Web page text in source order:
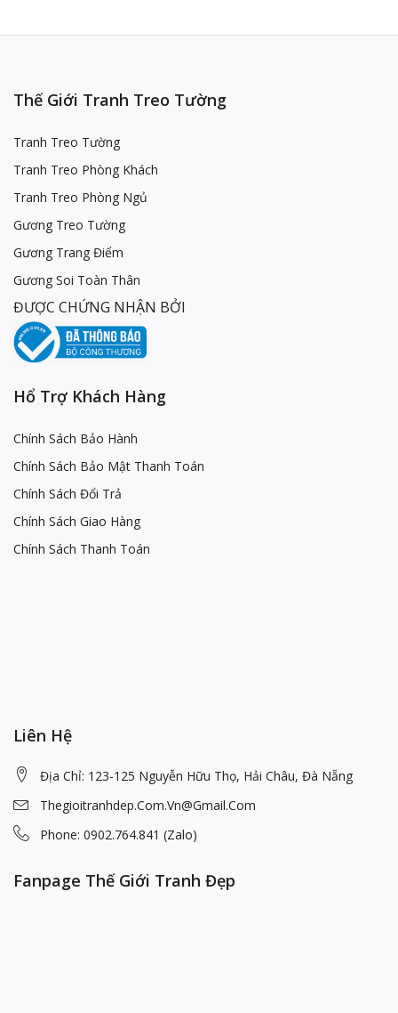
Thế Giới Tranh Treo Tường
Tranh Treo Tường
Tranh Treo Phòng Khách
Tranh Treo Phòng Ngủ
Gương Treo Tường
Gương Trang Điểm
Gương Soi Toàn Thân
ĐƯỢC CHỨNG NHẬN BỞI
Hổ Trợ Khách Hàng
Chính Sách Bảo Hành
Chính Sách Bảo Mật Thanh Toán
Chính Sách Đổi Trả
Chính Sách Giao Hàng
Chính Sách Thanh Toán
Liên Hệ
Địa Chỉ: 123-125 Nguyễn Hữu Thọ, Hải Châu, Đà Nẵng
Thegioitranhdep.com.vn@gmail.com
Phone: 0902.764.841 (Zalo)
Fanpage Thế Giới Tranh Đẹp